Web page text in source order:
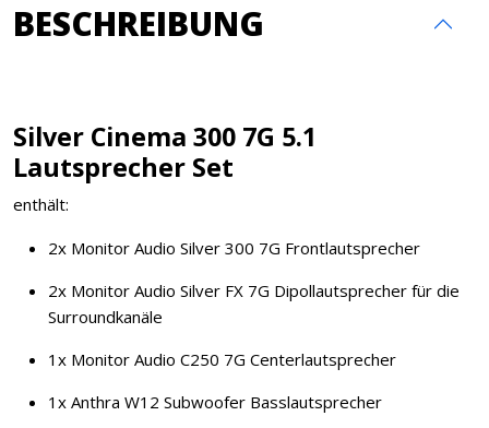
BESCHREIBUNG
Silver Cinema 300 7G 5.1
Lautsprecher Set
enthält:
2x Monitor Audio Silver 300 7G Frontlautsprecher
2x Monitor Audio Silver FX 7G Dipollautsprecher für die
Surroundkanäle
1x Monitor Audio C250 7G Centerlautsprecher
1x Anthra W12 Subwoofer Basslautsprecher